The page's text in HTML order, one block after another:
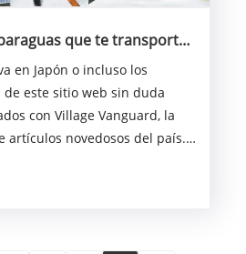
que te transporta
en Japón o incluso los
de este sitio web sin duda
con Village Vanguard, la
artículos novedosos del país.
y un sostén para tus